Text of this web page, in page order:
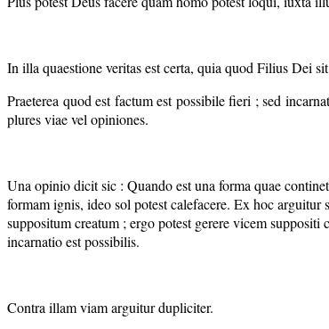
In illa quaestione veritas est certa, quia quod Filius Dei
Praeterea quod est factum est possibile fieri ; sed
plures viae vel opiniones.
Una opinio dicit sic : Quando est una forma quae
formam ignis, ideo sol potest calefacere. Ex hoc
suppositum creatum ; ergo potest gerere vicem
incarnatio est possibilis.
Contra illam viam arguitur dupliciter.